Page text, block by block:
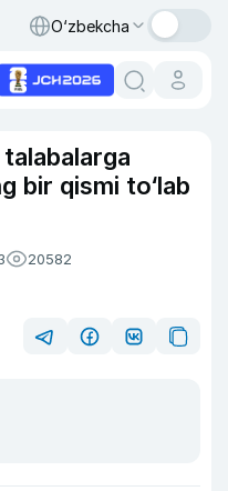
O‘zbekcha
bir qismi to‘lab
20582